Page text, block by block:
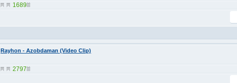
1689
Rayhon - Azobdaman (Video Clip)
2797